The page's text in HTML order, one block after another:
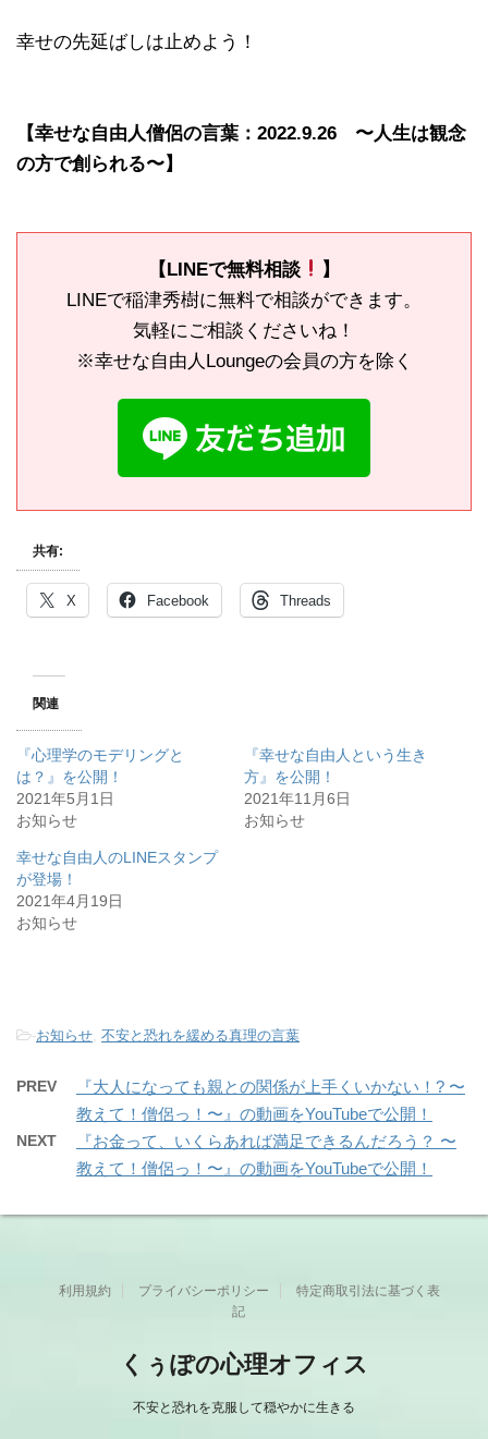
幸せの先延ばしは止めよう！
【幸せな自由人僧侶の言葉：2022.9.26 〜人生は観念
の方で創られる〜】
【LINEで無料相談
】
LINEで稲津秀樹に無料で相談ができます。
気軽にご相談くださいね！
※幸せな自由人Loungeの会員の方を除く
共有:
X Facebook Threads
関連
『心理学のモデリングと
は？』を公開！
2021年5月1日
お知らせ
『幸せな自由人という生き
方』を公開！
2021年11月6日
お知らせ
幸せな自由人のLINEスタンプ
が登場！
2021年4月19日
お知らせ
-お知らせ 不安と恐れを緩める真理の言葉
PREV
『大人になっても親との関係が上手くいかない！? 〜
教えて！僧侶っ！〜』の動画をYouTubeで公開！
NEXT
『お金って、いくらあれば満足できるんだろう？ 〜
教えて！僧侶っ！〜』の動画をYouTubeで公開！
利用規約 プライバシーポリシー
特定商取引法に基づく表
記
くぅぽの心理オフィス
不安と恐れを克服して穏やかに生きる